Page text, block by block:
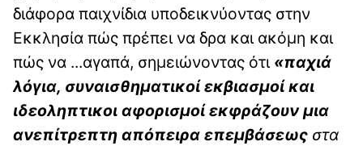
διάφορα παιχνίδια υποδεικνύοντας στην
Εκκλησία πώς πρέπει να δρα και ακόμη και
πώς να ...αγαπά, σημειώνοντας ότι «παχιά
λόγια, συναισθηματικοί εκβιασμοί και
ιδεοληπτικοι αφορισμοί εκφράζουν μια
ανεπίτρεπτη απόπειρα επεμβάσεως στα